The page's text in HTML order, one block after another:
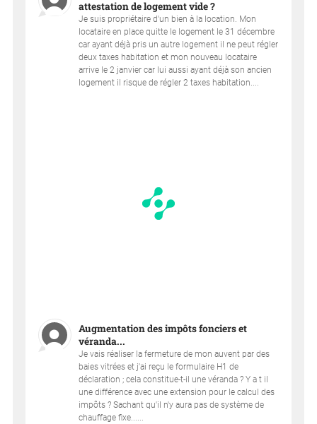
attestation de logement vide ?
Je suis propriétaire d'un bien à la location. Mon
locataire en place quitte le logement le 31 décembre
car ayant déjà pris un autre logement il ne peut régler
deux taxes habitation et mon nouveau locataire
arrive le 2 janvier car lui aussi ayant déjà son ancien
logement il risque de régler 2 taxes habitation....
Augmentation des impôts fonciers et
véranda...
Je vais réaliser la fermeture de mon auvent par des
baies vitrées et j'ai reçu le formulaire H1 de
déclaration ; cela constitue-t-il une véranda ? Y a t il
une différence avec une extension pour le calcul des
impôts ? Sachant qu'il n'y aura pas de système de
chauffage fixe......